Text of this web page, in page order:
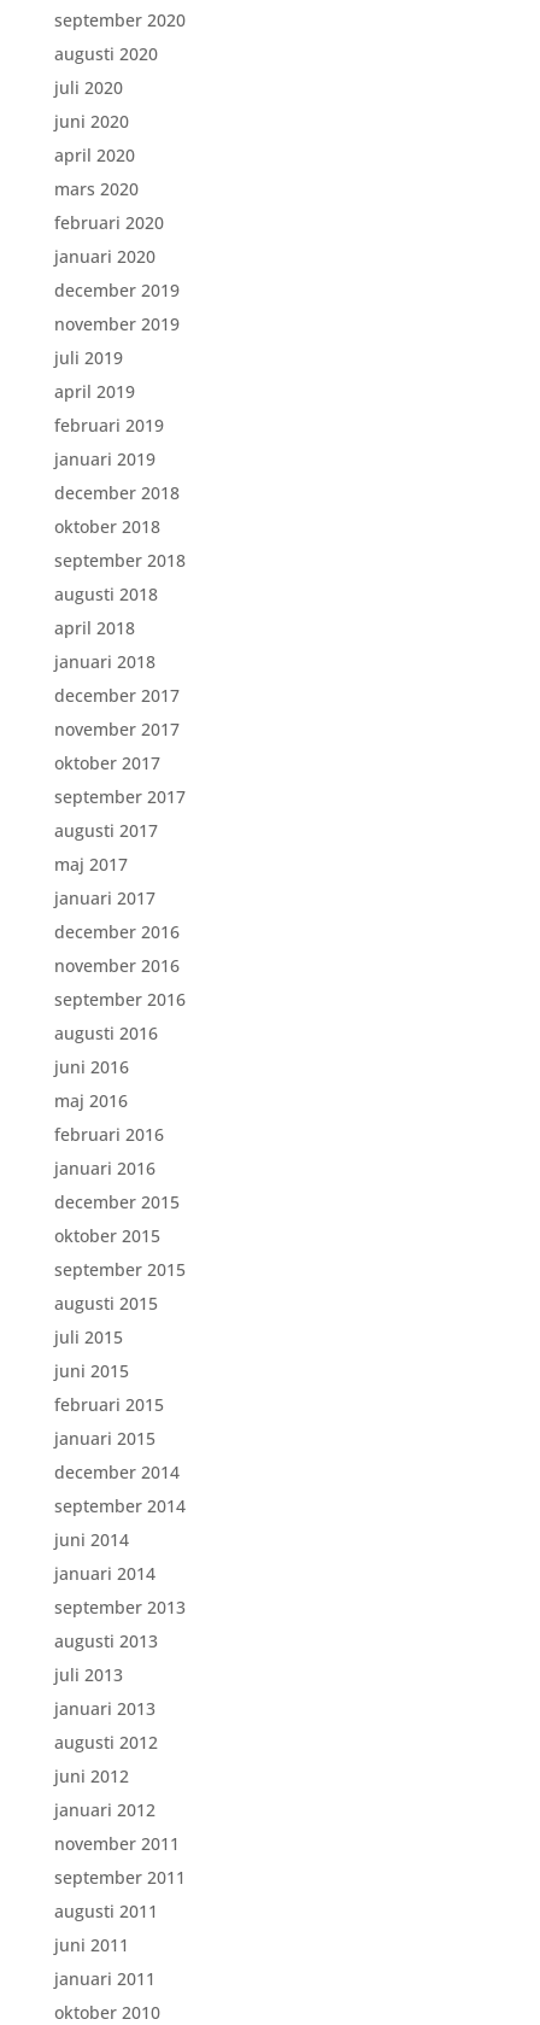
september 2020
augusti 2020
juli 2020
juni 2020
april 2020
mars 2020
februari 2020
januari 2020
december 2019
november 2019
juli 2019
april 2019
februari 2019
januari 2019
december 2018
oktober 2018
september 2018
augusti 2018
april 2018
januari 2018
december 2017
november 2017
oktober 2017
september 2017
augusti 2017
maj 2017
januari 2017
december 2016
november 2016
september 2016
augusti 2016
juni 2016
maj 2016
februari 2016
januari 2016
december 2015
oktober 2015
september 2015
augusti 2015
juli 2015
juni 2015
februari 2015
januari 2015
december 2014
september 2014
juni 2014
januari 2014
september 2013
augusti 2013
juli 2013
januari 2013
augusti 2012
juni 2012
januari 2012
november 2011
september 2011
augusti 2011
juni 2011
januari 2011
oktober 2010